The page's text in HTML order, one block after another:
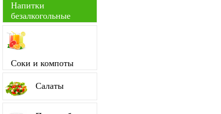
Напитки
безалкогольные
Соки и компоты
Салаты